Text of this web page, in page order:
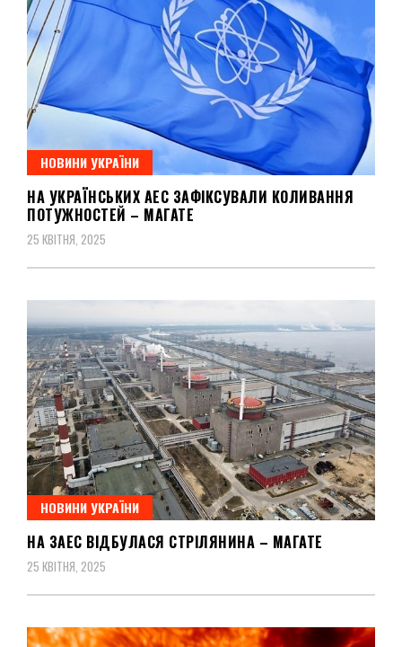
НОВИНИ УКРАЇНИ
НА УКРАЇНСЬКИХ АЕС ЗАФІКСУВАЛИ КОЛИВАННЯ
ПОТУЖНОСТЕЙ – МАГАТЕ
25 КВІТНЯ, 2025
НОВИНИ УКРАЇНИ
НА ЗАЕС ВІДБУЛАСЯ СТРІЛЯНИНА – МАГАТЕ
25 КВІТНЯ, 2025